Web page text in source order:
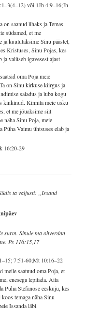
või 1Jh 4:9–16;Jh
on saanud lihaks ja Temas
südamed, et me
ja kuulutaksime Sinu päästet,
Kristuses, Sinu Pojas, kes
ja valitseb igavesest ajast
oma Poja meie
on Sinu kirkuse kiirgus ja
saladus ja luba kogu
kinkinud. Kinnita meie usku
et me jõuaksime siit
näha Sinu Poja, meie
Püha Vaimu ühtsuses elab ja
16:20-29
ta valjusti: „Issand
surm. Sinule ma ohverdan
Ps 116:15,17
7:51-60;Mt 10:16–22
meile saatnud oma Poja, et
enesega lepitada. Aita
Püha Stefanose eeskuju, kes
temaga näha Sinu
Issanda läbi.